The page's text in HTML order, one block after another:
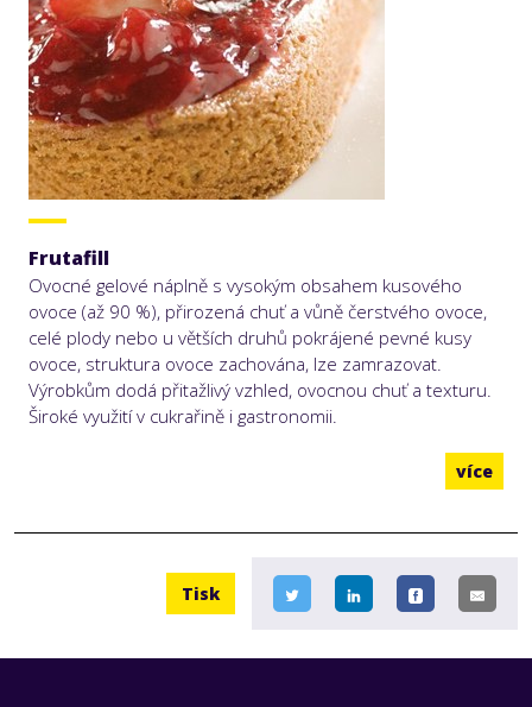
Frutafill
Ovocné gelové náplně s vysokým obsahem kusového
ovoce (až 90 %), přirozená chuť a vůně čerstvého ovoce,
celé plody nebo u větších druhů pokrájené pevné kusy
ovoce, struktura ovoce zachována, lze zamrazovat.
Výrobkům dodá přitažlivý vzhled, ovocnou chuť a texturu.
Široké využití v cukrařině i gastronomii.
více
Tisk